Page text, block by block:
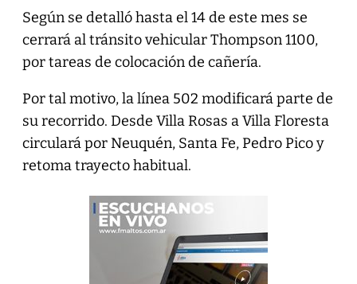
Según se detalló hasta el 14 de este mes se
cerrará al tránsito vehicular Thompson 1100,
por tareas de colocación de cañería.
Por tal motivo, la línea 502 modificará parte de
su recorrido. Desde Villa Rosas a Villa Floresta
circulará por Neuquén, Santa Fe, Pedro Pico y
retoma trayecto habitual.